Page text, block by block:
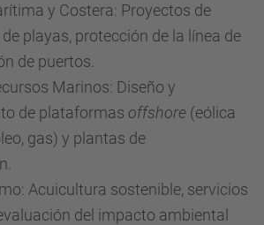
y Costera: Proyectos de
playas, protección de la línea de
de puertos.
Marinos: Diseño y
de plataformas offshore (eólica
gas) y plantas de
Acuicultura sostenible, servicios
del impacto ambiental